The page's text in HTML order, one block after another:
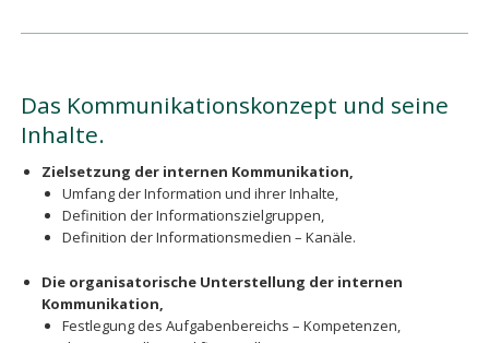
Das Kommunikationskonzept und seine
Inhalte.
Zielsetzung der internen Kommunikation,
Umfang der Information und ihrer Inhalte,
Definition der Informationszielgruppen,
Definition der Informationsmedien – Kanäle.
Die organisatorische Unterstellung der internen
Kommunikation,
Festlegung des Aufgabenbereichs – Kompetenzen,